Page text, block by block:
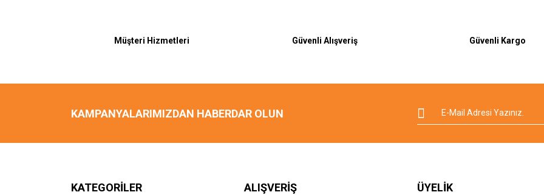
Müşteri Hizmetleri Güvenli Alışveriş Güvenli Kargo
KAMPANYALARIMIZDAN HABERDAR OLUN
KATEGORİLER ALIŞVERİŞ ÜYELİK